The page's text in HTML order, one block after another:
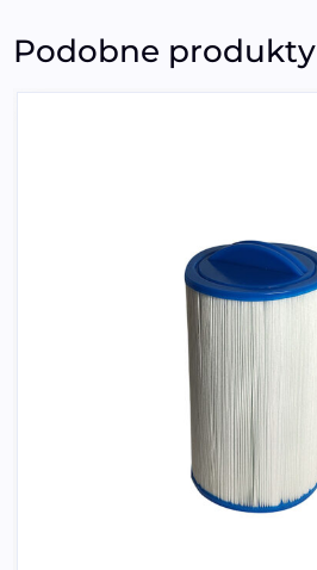
Podobne produkty